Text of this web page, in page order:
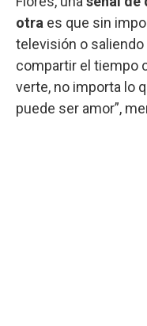
otra es que sin
televisión o
compartir el tiempo
verte, no importa lo
puede ser amor”,